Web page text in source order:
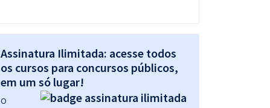
Assinatura Ilimitada: acesse todos
os cursos para concursos públicos,
em um só lugar!
O